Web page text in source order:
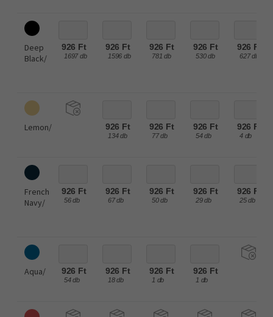
Deep
Black/
926 Ft
1697 db
926 Ft
1596 db
926 Ft
781 db
926 Ft
530 db
926 Ft
627 db
Lemon/ 926 Ft
134 db
926 Ft
77 db
926 Ft
54 db
926 Ft
4 db
French
Navy/
926 Ft
56 db
926 Ft
67 db
926 Ft
50 db
926 Ft
29 db
926 Ft
25 db
Aqua/ 926 Ft
54 db
926 Ft
18 db
926 Ft
1 db
926 Ft
1 db